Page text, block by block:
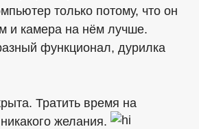
только потому, что он
и камера на нём лучше.
функционал, дурилка
Тратить время на
желания.